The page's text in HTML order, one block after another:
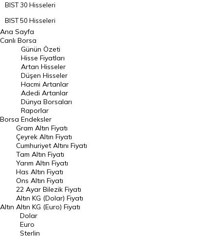
BIST 30 Hisseleri
BIST 50 Hisseleri
BIST 100 Hisseleri
En Çok Artan Hisseler
En Çok Düşen Hisseler
Hacmi Artanlar
Geçmiş Kapanışlar
Dünya Borsaları
Raporlar
Endeksler
DÖVİZ
Döviz Kuru
Dolar Kuru
Euro Kuru
Pound Kuru
Ana Sayfa
Canlı Borsa
Borsa
Günün Özeti
Hisse Fiyatları
Artan Hisseler
Düşen Hisseler
Hacmi Artanlar
Adedi Artanlar
Dünya Borsaları
Raporlar
Endeksler
Altın
Gram Altın Fiyatı
Çeyrek Altın Fiyatı
Cumhuriyet Altını Fiyatı
Tam Altın Fiyatı
Yarım Altın Fiyatı
Has Altın Fiyatı
Ons Altın Fiyatı
22 Ayar Bilezik Fiyatı
Altın KG (Dolar) Fiyatı
Altın KG (Euro) Fiyatı
Dolar
Euro
Sterlin